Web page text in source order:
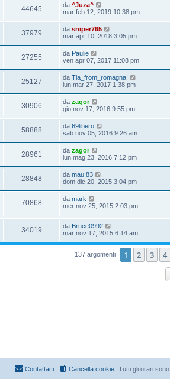
44645 da ^Juza^
mar feb 12, 2019 10:38 pm
37979 da sniper765
mar apr 10, 2018 3:05 pm
27255 da Paulie
ven apr 07, 2017 11:08 pm
25127 da Tia_from_romagna!
lun mar 27, 2017 1:38 pm
30906 da zagor
gio nov 17, 2016 9:55 pm
58888 da 69libero
sab nov 05, 2016 9:26 am
28961 da zagor
lun mag 23, 2016 7:12 pm
28848 da mau.83
dom dic 20, 2015 3:04 pm
70868 da mark
mer nov 25, 2015 2:03 pm
34019 da Bruce0992
mar nov 17, 2015 6:14 am
137 argomenti 1 2 3 4
Tutti gli orari sono
Cancella cookie
Contattaci